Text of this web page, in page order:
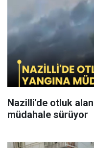
Nazilli'de otluk
müdahale sürüyor